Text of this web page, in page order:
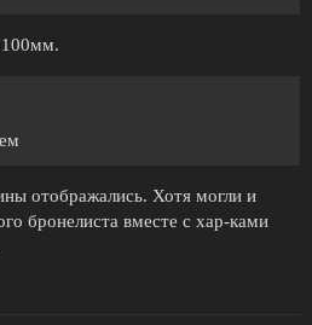
100мм.
отображались. Хотя могли и
бронелиста вместе с хар-ками